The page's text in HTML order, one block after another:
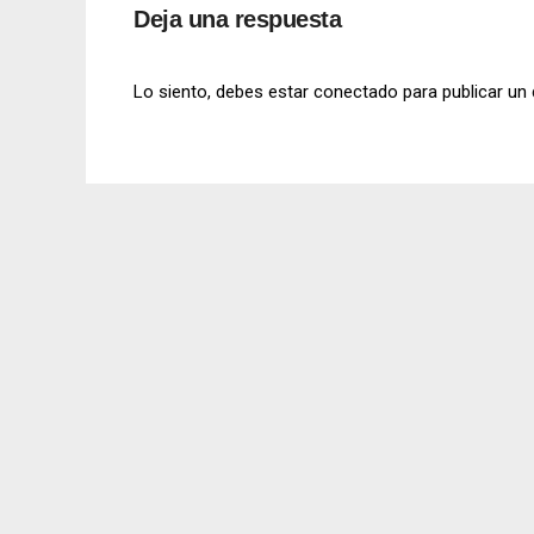
Deja una respuesta
Lo siento, debes estar conectado para publicar un